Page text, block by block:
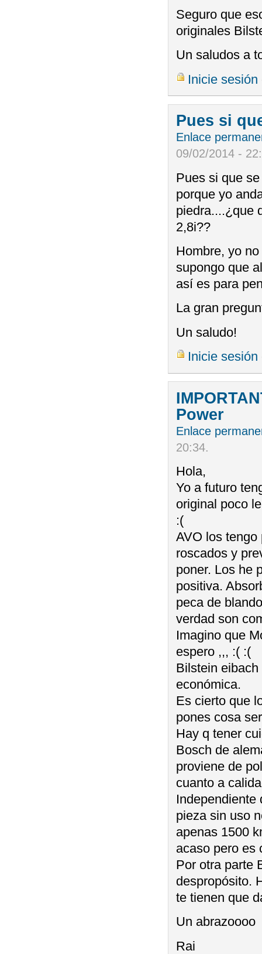
Seguro que
originales
Un saludos a
Inicie sesión
Pues si
Enlace
09/02/2014 -
Pues si que
porque yo
piedra....¿que
2,8i??
Hombre, yo
supongo que
así es para
La gran
Un saludo!
Inicie sesión
Power
Enlace
20:34.
Hola,
Yo a futuro
original poco
:(
AVO los
roscados y
poner. Los he
positiva.
peca de
verdad son
Imagino que
espero ,,, :( :(
Bilstein
económica.
Es cierto que
pones cosa
Hay q tener
Bosch de
proviene de
cuanto a
Independiente
pieza sin uso
apenas 1500
acaso pero es
Por otra parte
despropósito.
te tienen que
Un abrazoooo
Rai